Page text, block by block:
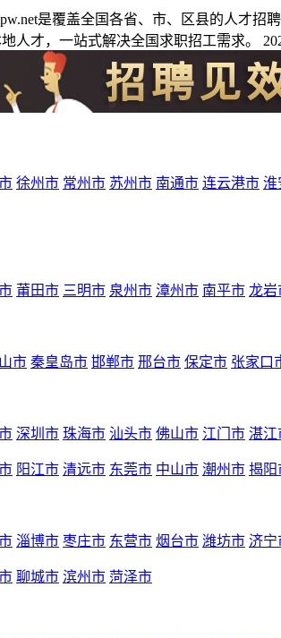
是覆盖全国各省、市、区县的人才
人才，一站式解决全国求职招工需求。
徐州市 常州市 苏州市 南通市 连云港市 淮
莆田市 三明市 泉州市 漳州市 南平市 龙岩
市 秦皇岛市 邯郸市 邢台市 保定市 张家口
深圳市 珠海市 汕头市 佛山市 江门市 湛江
阳江市 清远市 东莞市 中山市 潮州市 揭阳
淄博市 枣庄市 东营市 烟台市 潍坊市 济宁
聊城市 滨州市 菏泽市